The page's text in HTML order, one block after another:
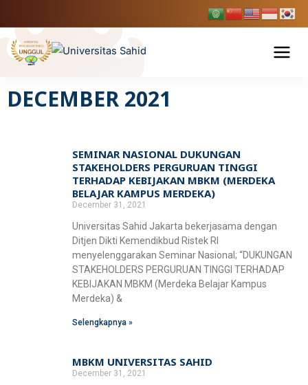
to
content
Tentang USAHID
Bagan & Struktur Organisasi
Pimpinan Universitas
Manajemen Universitas
BPMPP Usahid
Fakultas Ekonomi dan Bisnis
Manajemen
Akuntansi
Pariwisata
Fakultas Hukum
Ilmu Hukum
Fakultas Ilmu Komunikasi
D-III Broadcasting (Penyiaran)
Ilmu Komunikasi
Fakultas Teknik
Doktoral Ilmu Komunikasi
Pendaftaran Mahasiswa Baru
Penelitian & Publikasi
Berita Usahid
SIAKAD
DECEMBER 2021
SEMINAR NASIONAL DUKUNGAN
STAKEHOLDERS PERGURUAN TINGGI
TERHADAP KEBIJAKAN MBKM (MERDEKA
BELAJAR KAMPUS MERDEKA)
December 31, 2021
Universitas Sahid Jakarta bekerjasama dengan
Ditjen Dikti Kemendikbud Ristek RI
menyelenggarakan Seminar Nasional; “DUKUNGAN
STAKEHOLDERS PERGURUAN TINGGI TERHADAP
KEBIJAKAN MBKM (Merdeka Belajar Kampus
Merdeka) &
Selengkapnya »
MBKM UNIVERSITAS SAHID
December 31, 2021
PagePage